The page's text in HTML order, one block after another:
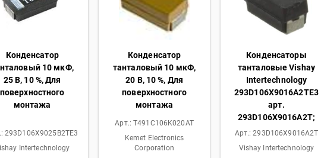
Конденсатор
10 мкФ,
25 В, 10 %, Для
поверхностного
монтажа
293D106X9025B2TE3
Intertechnology
Конденсатор
танталовый 10 мкФ,
20 В, 10 %, Для
поверхностного
монтажа
Арт.:T491C106K020AT
Kemet Electronics
Corporation
Конденсаторы
танталовые Vishay
Intertechnology
293D106X9016A2TE3
арт.
293D106X9016A2T;
Арт.:293D106X9016A2T
Vishay Intertechnology